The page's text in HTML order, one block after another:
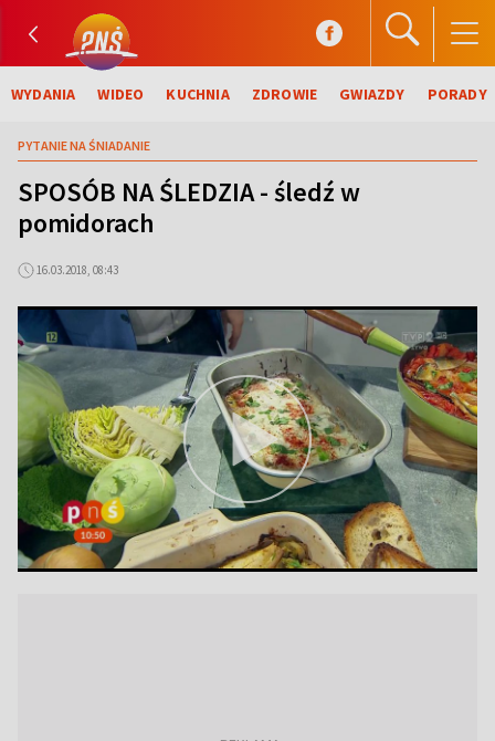
WYDANIA WIDEO KUCHNIA ZDROWIE GWIAZDY PORADY
PYTANIE NA ŚNIADANIE
SPOSÓB NA ŚLEDZIA - śledź w
pomidorach
16.03.2018, 08:43